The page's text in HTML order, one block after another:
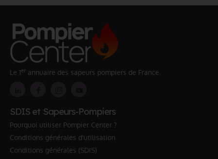
Le 1er annuaire des sapeurs pompiers de France.
SDIS et Sapeurs-Pompiers
Pourquoi utiliser Pompier Center ?
Conditions générales d'utilisation
Conditions générales (SDIS)